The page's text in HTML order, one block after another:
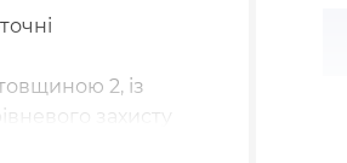
2, із
захисту
сталі, 2